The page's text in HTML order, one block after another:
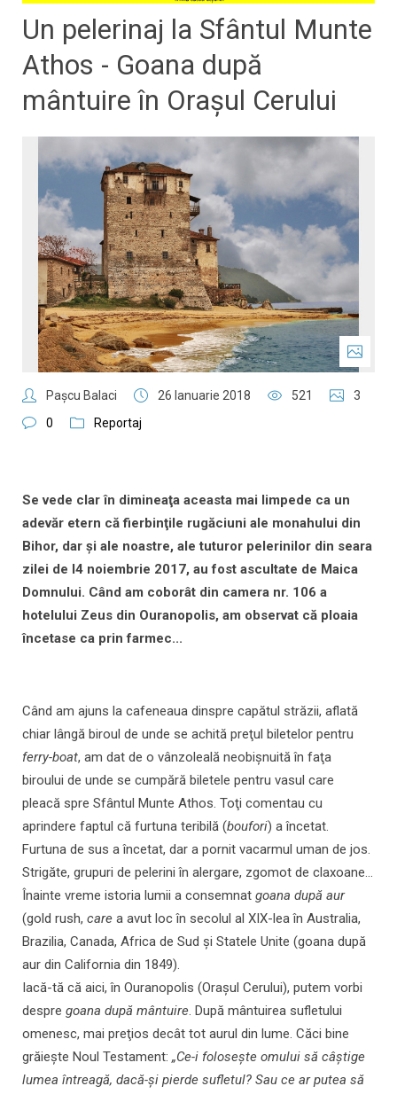
Un pelerinaj la Sfântul Munte
Athos - Goana după
mântuire în Oraşul Cerului
Paşcu Balaci 26 Ianuarie 2018 521
3
0
Reportaj
Se vede clar în dimineaţa aceasta mai limpede ca un
adevăr etern că fierbinţile rugăciuni ale monahului din
Bihor, dar şi ale noastre, ale tuturor pelerinilor din seara
zilei de l4 noiembrie 2017, au fost ascultate de Maica
Domnului. Când am coborât din camera nr. 106 a
hotelului Zeus din Ouranopolis, am observat că ploaia
încetase ca prin farmec...
Când am ajuns la cafeneaua dinspre capătul străzii, aflată
chiar lângă biroul de unde se achită preţul biletelor pentru
ferry-boat, am dat de o vânzoleală neobişnuită în faţa
biroului de unde se cumpără biletele pentru vasul care
pleacă spre Sfântul Munte Athos. Toţi comentau cu
aprindere faptul că furtuna teribilă (boufori) a încetat.
Furtuna de sus a încetat, dar a pornit vacarmul uman de jos.
Strigăte, grupuri de pelerini în alergare, zgomot de claxoane...
Înainte vreme istoria lumii a consemnat goana după aur
(gold rush, care a avut loc în secolul al XIX-lea în Australia,
Brazilia, Canada, Africa de Sud și Statele Unite (goana după
aur din California din 1849).
Iacă-tă că aici, în Ouranopolis (Oraşul Cerului), putem vorbi
despre goana după mântuire. După mântuirea sufletului
omenesc, mai preţios decât tot aurul din lume. Căci bine
grăieşte Noul Testament: „Ce-i foloseşte omului să câştige
lumea întreagă, dacă-şi pierde sufletul? Sau ce ar putea să